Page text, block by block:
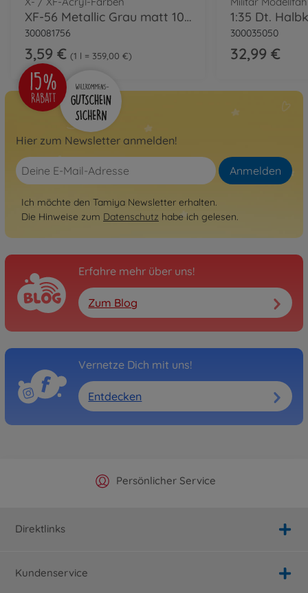
XF-56 Metallic Grau matt 10ml
300081756
3,59 € 1 l = 359,00 €
300035050
32,99 €
Hier zum Newsletter anmelden!
Anmelden
Ich möchte den Tamiya Newsletter erhalten.
Die Hinweise zum Datenschutz habe ich gelesen.
Erfahre mehr über uns!
Zum Blog
Vernetze Dich mit uns!
Entdecken
Offizieller Hersteller Shop
Persönlicher Service
Versandkostenfrei ab 25€
Schnelle Lieferung
Direktlinks
Kundenservice